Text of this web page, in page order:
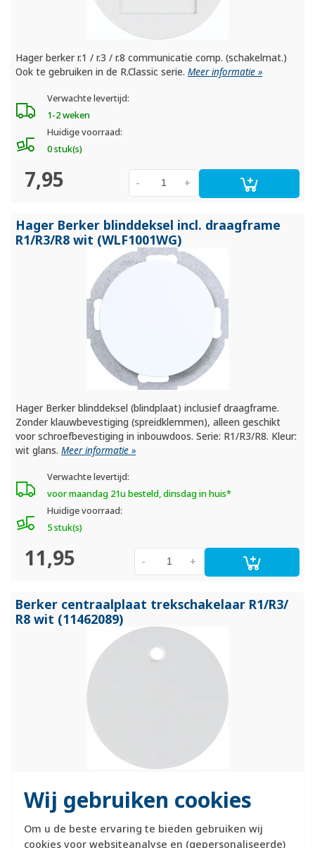
Wij gebruiken cookies
Om u de beste ervaring te bieden gebruiken wij
cookies voor websiteanalyse en (gepersonaliseerde)
Hager berker r.1 / r.3 / r.8 communicatie comp. (schakelmat.)
Ook te gebruiken in de R.Classic serie.Meer informatie »
Verwachte levertijd:
1-2 weken
Huidige voorraad:
0 stuk(s)
7,95 +
-
Hager Berker blinddeksel incl. draagframe
R1/R3/R8 wit (WLF1001WG)
Hager Berker blinddeksel (blindplaat) inclusief draagframe.
Zonder klauwbevestiging (spreidklemmen), alleen geschikt
voor schroefbevestiging in inbouwdoos. Serie: R1/R3/R8. Kleur:
wit glans.Meer informatie »
Verwachte levertijd:
voor maandag 21u besteld, dinsdag in huis*
Huidige voorraad:
5 stuk(s)
11,95 +
-
Berker centraalplaat trekschakelaar R1/R3/
R8 wit (11462089)
informatie »
Verwachte levertijd:
1-2 weken